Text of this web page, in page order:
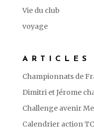
Vie du club
voyage
ARTICLES
Championnats de
Dimitri et Jérome
Challenge avenir
Calendrier action